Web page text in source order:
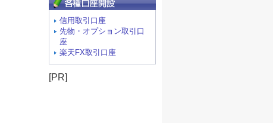
信用取引口座
先物・オプション取引口
座
楽天FX取引口座
[PR]